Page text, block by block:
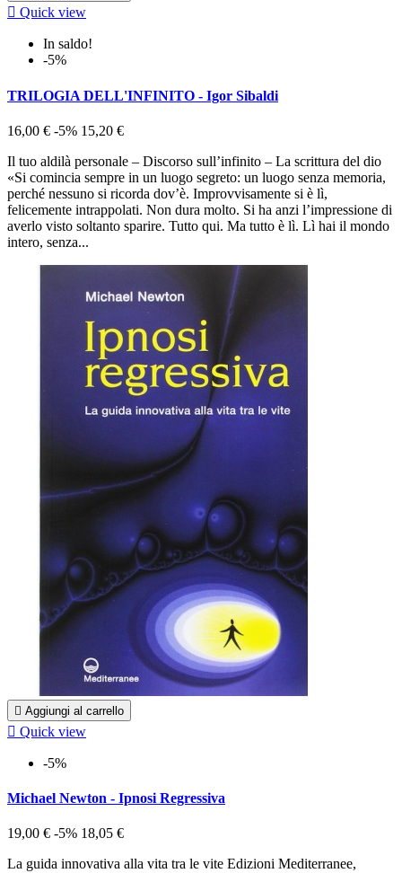
 Quick view
In saldo!
-5%
TRILOGIA DELL'INFINITO - Igor Sibaldi
16,00 € -5% 15,20 €
Il tuo aldilà personale – Discorso sull’infinito – La scrittura del dio
«Si comincia sempre in un luogo segreto: un luogo senza memoria,
perché nessuno si ricorda dov’è. Improvvisamente si è lì,
felicemente intrappolati. Non dura molto. Si ha anzi l’impressione di
averlo visto soltanto sparire. Tutto qui. Ma tutto è lì. Lì hai il mondo
intero, senza...
 Aggiungi al carrello
 Quick view
-5%
Michael Newton - Ipnosi Regressiva
19,00 € -5% 18,05 €
La guida innovativa alla vita tra le vite Edizioni Mediterranee,